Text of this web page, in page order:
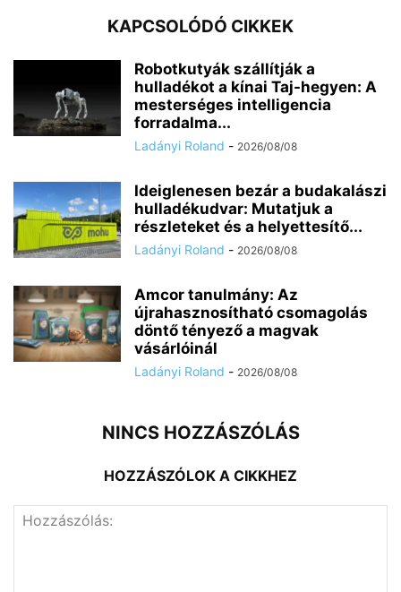
KAPCSOLÓDÓ CIKKEK
Robotkutyák szállítják a
hulladékot a kínai Taj-hegyen: A
mesterséges intelligencia
forradalma...
Ladányi Roland - 2026/08/08
Ideiglenesen bezár a budakalászi
hulladékudvar: Mutatjuk a
részleteket és a helyettesítő...
Ladányi Roland - 2026/08/08
Amcor tanulmány: Az
újrahasznosítható csomagolás
döntő tényező a magvak
vásárlóinál
Ladányi Roland - 2026/08/08
NINCS HOZZÁSZÓLÁS
HOZZÁSZÓLOK A CIKKHEZ